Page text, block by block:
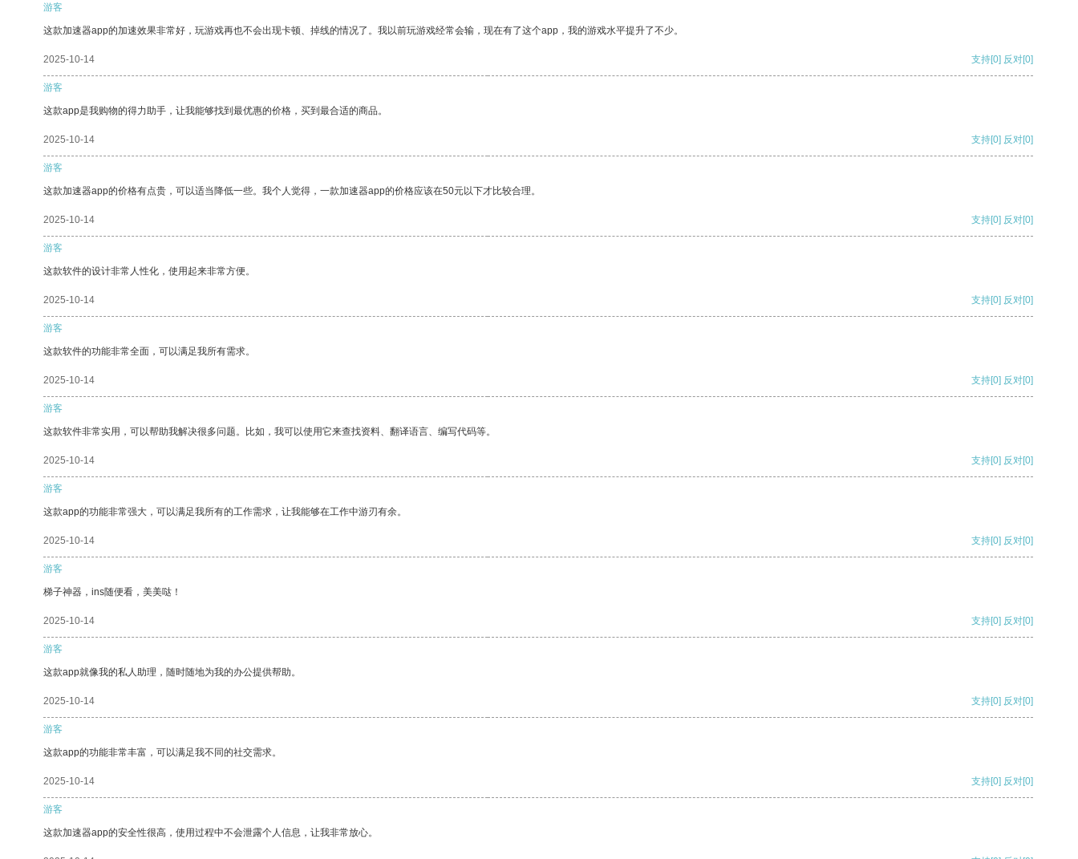
游客
这款加速器app的加速效果非常好，玩游戏再也不会出现卡顿、掉线的情况了。我以前玩游戏经常会输，现在有了这个app，我的游戏水平提升了不少。
2025-10-14 支持[0] 反对[0]
游客
这款app是我购物的得力助手，让我能够找到最优惠的价格，买到最合适的商品。
2025-10-14 支持[0] 反对[0]
游客
这款加速器app的价格有点贵，可以适当降低一些。我个人觉得，一款加速器app的价格应该在50元以下才比较合理。
2025-10-14 支持[0] 反对[0]
游客
这款软件的设计非常人性化，使用起来非常方便。
2025-10-14 支持[0] 反对[0]
游客
这款软件的功能非常全面，可以满足我所有需求。
2025-10-14 支持[0] 反对[0]
游客
这款软件非常实用，可以帮助我解决很多问题。比如，我可以使用它来查找资料、翻译语言、编写代码等。
2025-10-14 支持[0] 反对[0]
游客
这款app的功能非常强大，可以满足我所有的工作需求，让我能够在工作中游刃有余。
2025-10-14 支持[0] 反对[0]
游客
梯子神器，ins随便看，美美哒！
2025-10-14 支持[0] 反对[0]
游客
这款app就像我的私人助理，随时随地为我的办公提供帮助。
2025-10-14 支持[0] 反对[0]
游客
这款app的功能非常丰富，可以满足我不同的社交需求。
2025-10-14 支持[0] 反对[0]
游客
这款加速器app的安全性很高，使用过程中不会泄露个人信息，让我非常放心。